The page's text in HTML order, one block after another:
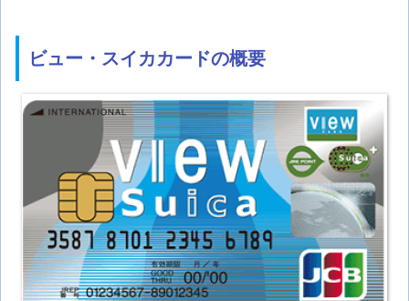
ビュー・スイカカードの概要